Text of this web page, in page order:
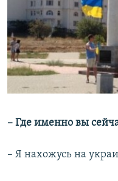
– Где именно вы
– Я нахожусь на